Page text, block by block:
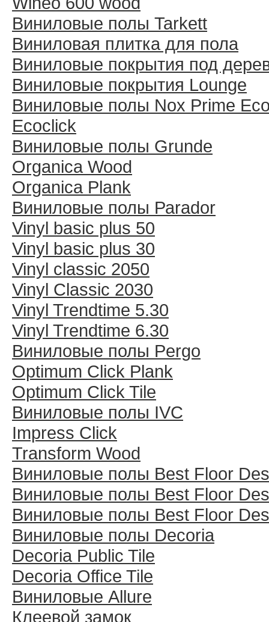
Виниловые полы Tarkett
Виниловая плитка для пола
Виниловые покрытия под
Виниловые покрытия Lounge
Виниловые полы Nox Prime
Ecoclick
Виниловые полы Grunde
Organica Wood
Organica Plank
Виниловые полы Раrador
Vinyl basic plus 50
Vinyl basic plus 30
Vinyl classic 2050
Vinyl Classic 2030
Vinyl Trendtime 5.30
Vinyl Trendtime 6.30
Виниловые полы Pergo
Optimum Click Plank
Optimum Click Tile
Виниловые полы IVC
Impress Click
Transform Wood
Виниловые полы Best Floor
Виниловые полы Best Floor
Виниловые полы Best Floor
Виниловые полы Decoria
Decoria Public Tile
Decoria Office Tile
Виниловые Allure
Клеевой замок